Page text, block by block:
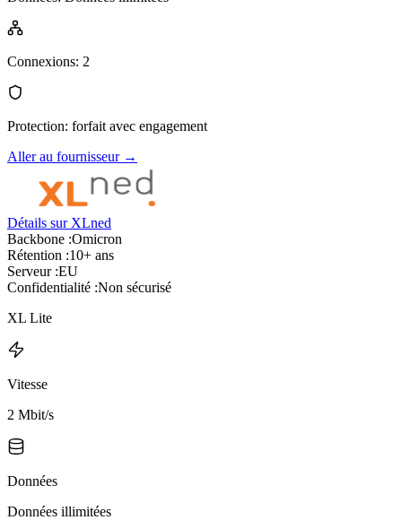
Connexions: 2
Protection: forfait avec engagement
Aller au fournisseur→
Détails sur XLned
Backbone :Omicron
Rétention :10+ ans
Serveur :EU
Confidentialité :Non sécurisé
XL Lite
Vitesse
2 Mbit/s
Données
Données illimitées